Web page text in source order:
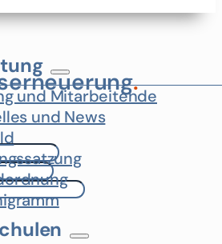
und Mitarbeitende
und News
.